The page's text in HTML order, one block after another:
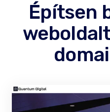
Építsen